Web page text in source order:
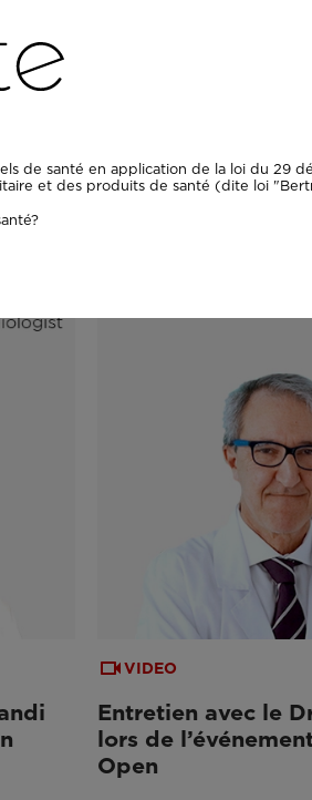
sur
IRM dédiée dans
quotidienne : cas
VIDEO
Entretien avec le
lors de
Open
de santé en application de la loi du 29
et des produits de santé (dite loi